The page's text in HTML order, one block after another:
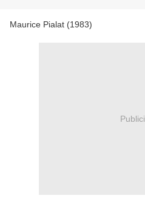
Maurice Pialat (1983)